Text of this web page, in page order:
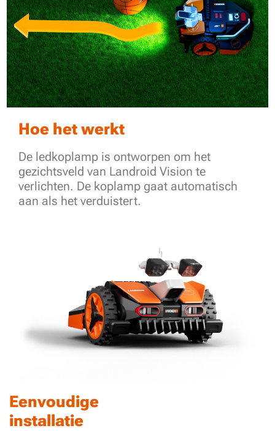
Hoe het werkt
De ledkoplamp is ontworpen om het
gezichtsveld van Landroid Vision te
verlichten. De koplamp gaat automatisch
aan als het verduistert.
Eenvoudige
installatie